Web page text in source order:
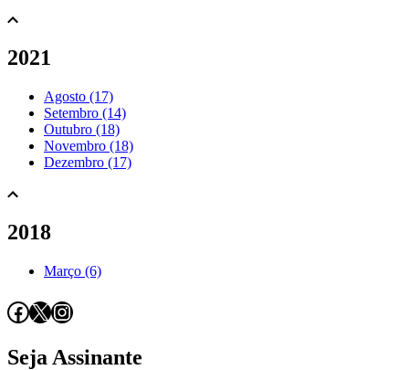
2021
Agosto (17)
Setembro (14)
Outubro (18)
Novembro (18)
Dezembro (17)
2018
Março (6)
Facebook
X Instagram
Seja Assinante